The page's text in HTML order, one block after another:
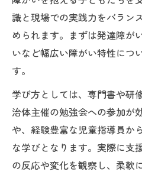
識と現場での実践力をバラン
められます。まずは発達障が
いなど幅広い障がい特性につ
す。
学び方としては、専門書や研
治体主催の勉強会への参加が
や、経験豊富な児童指導員か
な学びとなります。実際に支
の反応や変化を観察し、柔軟